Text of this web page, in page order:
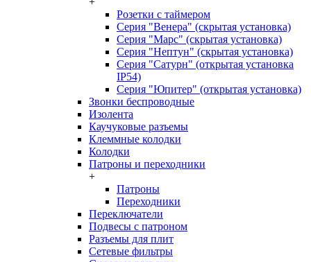
Розетки с таймером
Серия "Венера" (скрытая установка)
Серия "Марс" (скрытая установка)
Серия "Нептун" (скрытая установка)
Серия "Сатурн" (открытая установка
IP54)
Серия "Юпитер" (открытая установка)
Звонки беспроводные
Изолента
Каучуковые разъемы
Клеммные колодки
Колодки
Патроны и переходники
+
Патроны
Переходники
Переключатели
Подвесы с патроном
Разъемы для плит
Сетевые фильтры